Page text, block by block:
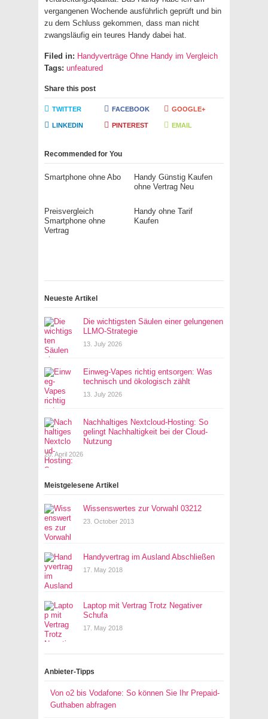
vergangenen Wochende ausführlich geprüft und bin
zu dem Schluss gekommen, dass man nicht
zwangsläufig ein teures Handy dabei hat.
Filed in: Handyverträge Ohne Handy im Vergleich
Tags: unfeatured
Share this post
TWITTER FACEBOOK GOOGLE+
LINKEDIN PINTEREST EMAIL
Recommended for You
Smartphone ohne Abo
Handy Günstig Kaufen
ohne Vertrag Neu
Preisvergleich
Smartphone ohne
Vertrag
Handy ohne Tarif
Kaufen
Neueste Artikel
Die wichtigsten Säulen einer gelungenen
LLMO-Strategie
13. July 2026
Einweg-Vapes richtig entsorgen: Was
technisch und ökologisch zählt
13. July 2026
Nachhaltiges Nextcloud-Hosting: So
gelingt Nachhaltigkeit bei der Cloud-
Nutzung
20. April 2026
Meistgelesene Artikel
Wissenswertes zur Vorwahl 03212
23. October 2013
Handyvertrag im Ausland Abschließen
17. May 2018
Laptop mit Vertrag Trotz Negativer
Schufa
17. May 2018
Anbieter-Tipps
Von o2 bis Vodafone: So können Sie Ihr Prepaid-
Guthaben abfragen